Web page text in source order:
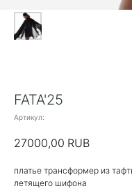
FATA'25
Артикул:
27000,00 RUB
платье трансформер из
летящего шифона